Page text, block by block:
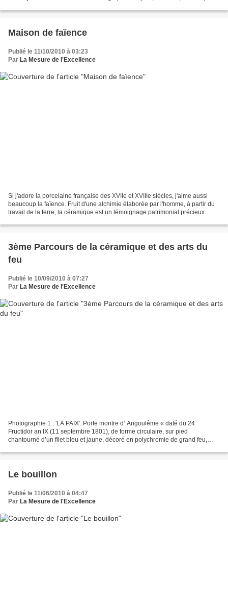
Maison de faïence
Publié le 11/10/2010 à 03:23
Par La Mesure de l'Excellence
Si j'adore la porcelaine française des XVIIe et XVIIIe siècles, j'aime aussi
beaucoup la faïence. Fruit d'une alchimie élaborée par l'homme, à partir du
travail de la terre, la céramique est un témoignage patrimonial précieux.
3ème Parcours de la céramique et des arts du
feu
Publié le 10/09/2010 à 07:27
Par La Mesure de l'Excellence
Photographie 1 : 'LA PAIX'. Porte montre d’ Angoulême « daté du 24
Fructidor an IX (11 septembre 1801), de forme circulaire, sur pied
chantourné d’un filet bleu et jaune, décoré en polychromie de grand feu,
Le bouillon
Publié le 11/06/2010 à 04:47
Par La Mesure de l'Excellence